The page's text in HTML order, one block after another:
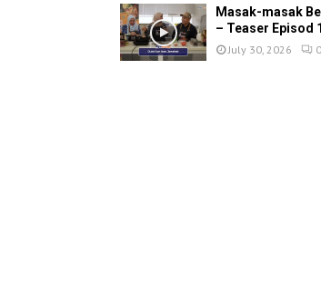
Masak-masak
– Teaser Episod
July 30, 2026 0